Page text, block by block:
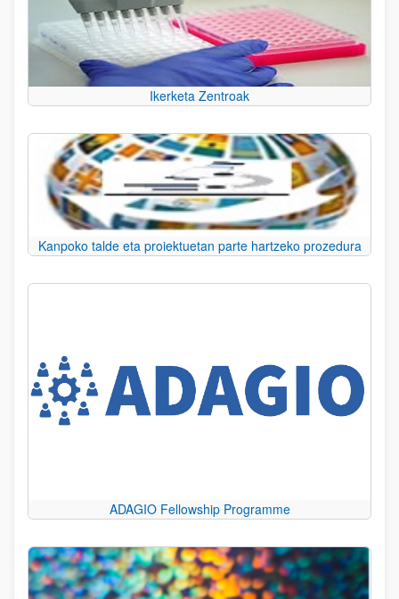
Ikerketa Zentroak
Kanpoko talde eta proiektuetan parte hartzeko prozedura
ADAGIO Fellowship Programme